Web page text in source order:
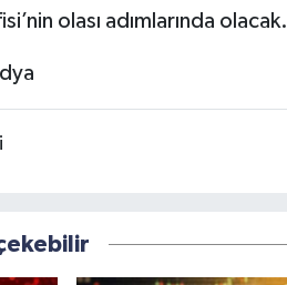
olası adımlarında olacak.